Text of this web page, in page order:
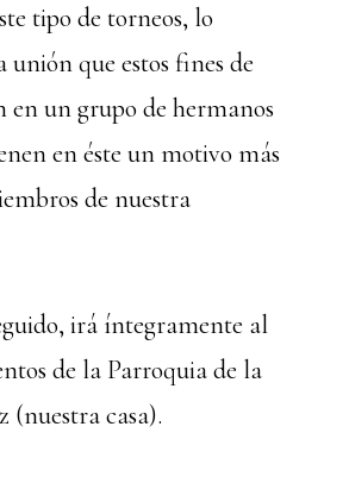
tipo de torneos, lo
que estos fines de
en un grupo de hermanos
en éste un motivo más
de nuestra
irá íntegramente al
de la Parroquia de la
(nuestra casa).